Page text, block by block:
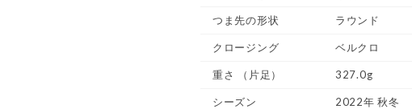
つま先の形状 ラウンド
クロージング ベルクロ
重さ （片足） 327.0g
シーズン 2022年 秋冬